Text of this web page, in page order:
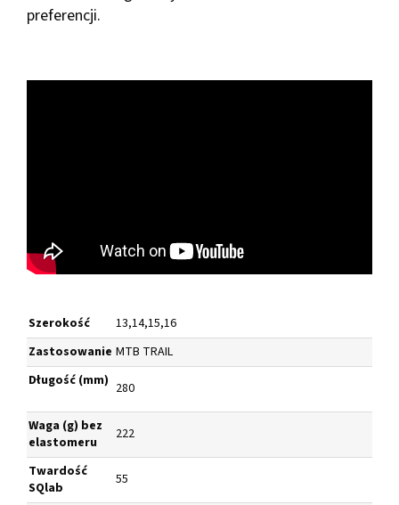
preferencji.
Szerokość
13,14,15,16
Zastosowanie MTB TRAIL
Długość (mm) 280
Waga (g) bez
elastomeru
222
Twardość
SQlab
55